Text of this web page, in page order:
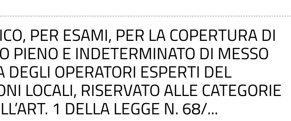
PER ESAMI, PER LA COPERTURA DI
PIENO E INDETERMINATO DI MESSO
OPERATORI ESPERTI DEL
LOCALI, RISERVATO ALLE CATEGORIE
1 DELLA LEGGE N. 68/...